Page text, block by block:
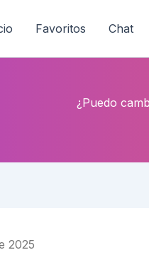
Favoritos Chat
¿Puedo
2025